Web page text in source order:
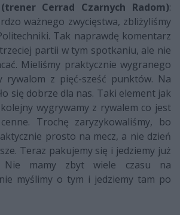
Cerrad Czarnych Radom):
ważnego zwycięstwa, zbliżyliśmy
Tak naprawdę komentarz
partii w tym spotkaniu, ale nie
Mieliśmy praktycznie wygranego
rywalom z pięć-sześć punktów. Na
się dobrze dla nas. Taki element jak
wygrywamy z rywalem co jest
Trochę zaryzykowaliśmy, bo
prosto na mecz, a nie dzień
Teraz pakujemy się i jedziemy już
Nie mamy zbyt wiele czasu na
myślimy o tym i jedziemy tam po